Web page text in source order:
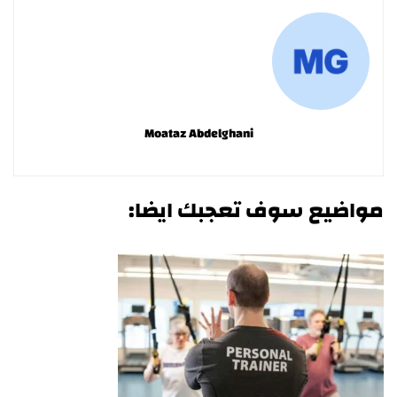
Moataz Abdelghani
مواضيع سوف تعجبك ايضا: